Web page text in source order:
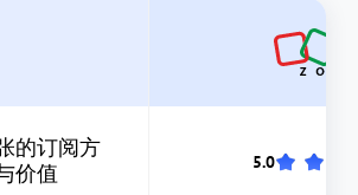
的订阅方
价值